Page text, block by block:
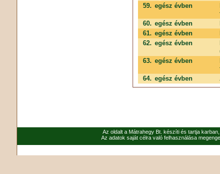
59. egész évben
60. egész évben
61. egész évben
62. egész évben
63. egész évben
64. egész évben
Az oldalt a Mátrahegy Bt. készíti és tartja
Az adatok saját célra való felhasználása